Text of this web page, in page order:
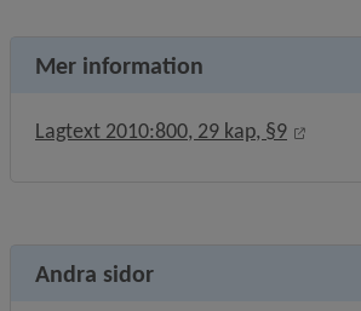
Mer information
Lagtext 2010:800, 29 kap, §9 Länk
Andra sidor